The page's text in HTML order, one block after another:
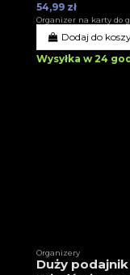
54,99 zł
Organizer na karty do
Dodaj do
Wysyłka w 24
Organizery
Duży